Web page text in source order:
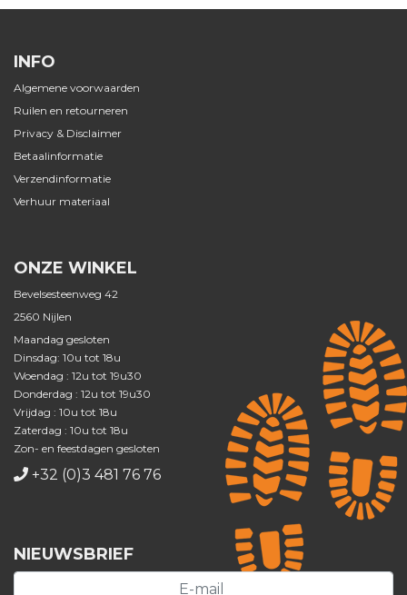
INFO
Algemene voorwaarden
Ruilen en retourneren
Privacy & Disclaimer
Betaalinformatie
Verzendinformatie
Verhuur materiaal
ONZE WINKEL
Bevelsesteenweg 42
2560 Nijlen
Maandag gesloten
Dinsdag: 10u tot 18u
Woendag : 12u tot 19u30
Donderdag : 12u tot 19u30
Vrijdag : 10u tot 18u
Zaterdag : 10u tot 18u
Zon- en feestdagen gesloten
+32 (0)3 481 76 76
NIEUWSBRIEF